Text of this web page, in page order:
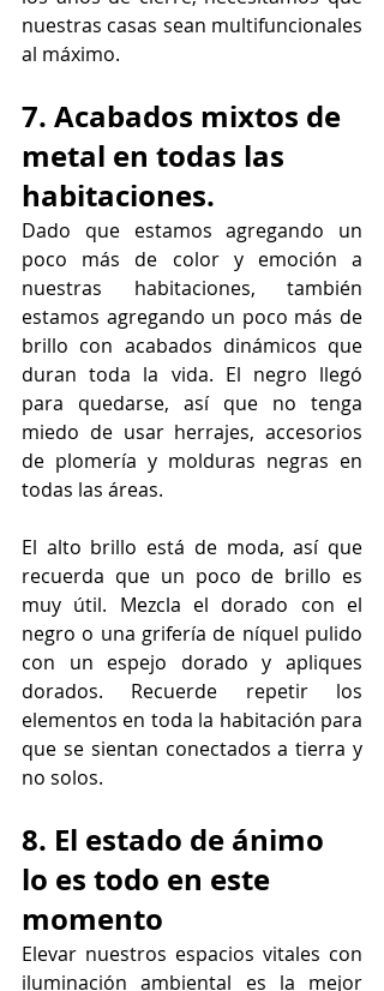
nuestras casas sean multifuncionales
al máximo.
7. Acabados mixtos de
metal en todas las
habitaciones.
Dado que estamos agregando un
poco más de color y emoción a
nuestras habitaciones, también
estamos agregando un poco más de
brillo con acabados dinámicos que
duran toda la vida. El negro llegó
para quedarse, así que no tenga
miedo de usar herrajes, accesorios
de plomería y molduras negras en
todas las áreas.
El alto brillo está de moda, así que
recuerda que un poco de brillo es
muy útil. Mezcla el dorado con el
negro o una grifería de níquel pulido
con un espejo dorado y apliques
dorados. Recuerde repetir los
elementos en toda la habitación para
que se sientan conectados a tierra y
no solos.
8. El estado de ánimo
lo es todo en este
momento
Elevar nuestros espacios vitales con
iluminación ambiental es la mejor